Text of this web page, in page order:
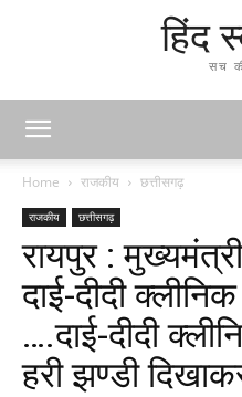
हिंद
सच
Home राजकीय छत्तीसगढ़
राजकीय छत्तीसगढ़
रायपुर :
दाई-दीदी
….दाई-दीदी
हरी झण्डी